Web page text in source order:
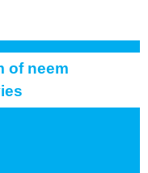
of neem